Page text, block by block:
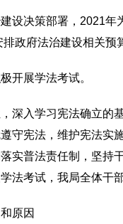
决策部署，2021年
政府法治建设相关预
展学法考试。
入学习宪法确立的
守宪法，维护宪法实
实普法责任制，坚持
法考试，我局全体干
原因